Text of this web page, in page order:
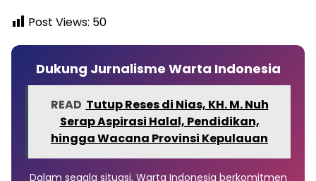
Post Views: 50
Dukung Jurnalisme Warta Indonesia
READ Tutup Reses di Nias, KH. M. Nuh
Serap Aspirasi Halal, Pendidikan,
hingga Wacana Provinsi Kepulauan
Dalam segala situasi, Warta Indonesia berkomitmen